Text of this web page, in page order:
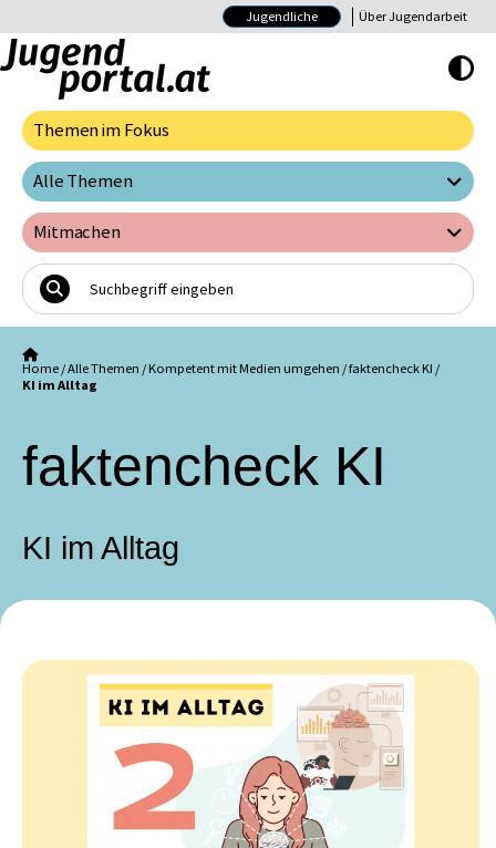
Jugendliche Über Jugendarbeit
Hoher Kontrast
Themen im Fokus
Alle Themen
Mitmachen
Home /Alle Themen /Kompetent mit Medien umgehen /faktencheck KI /
KI im Alltag
faktencheck KI
KI im Alltag